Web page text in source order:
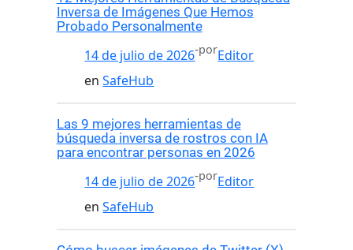
Inversa de Imágenes Que Hemos
Probado Personalmente
14 de julio de 2026-porEditor
enSafeHub
Las 9 mejores herramientas de
búsqueda inversa de rostros con IA
para encontrar personas en 2026
14 de julio de 2026-porEditor
enSafeHub